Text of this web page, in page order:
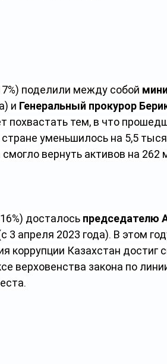
поделили между собой
и Генеральный прокурор
похвастать тем, в что
уменьшилось на 5,5
вернуть активов на 262
досталось председателю
3 апреля 2023 года). В этом
коррупции Казахстан достиг
верховенства закона по